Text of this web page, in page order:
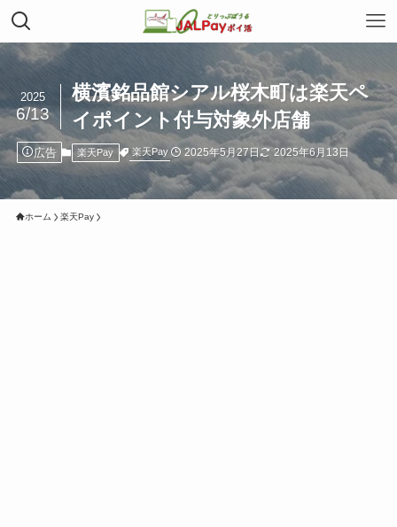
横濱銘品館シアル桜木町は楽天ペ
イポイント付与対象外店舗
2025
6/13
広告 楽天Pay 楽天Pay 2025年5月27日 2025年6月13日
ホーム 楽天Pay